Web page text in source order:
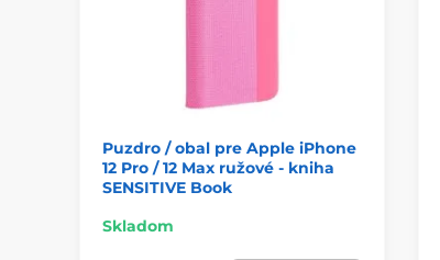
Puzdro / obal pre Apple iPhone
12 Pro / 12 Max ružové - kniha
SENSITIVE Book
Skladom